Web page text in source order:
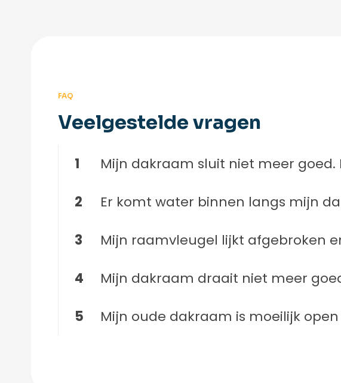
FAQ
Veelgestelde vragen
1 Mijn dakraam sluit niet meer
2 Er komt water binnen langs mijn
3 Mijn raamvleugel lijkt afgebroken
4 Mijn dakraam draait niet meer
5 Mijn oude dakraam is moeilijk